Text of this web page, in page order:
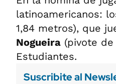
latinoamericanos:
1,84 metros), que
Nogueira (pivote de
Estudiantes.
Suscribite al